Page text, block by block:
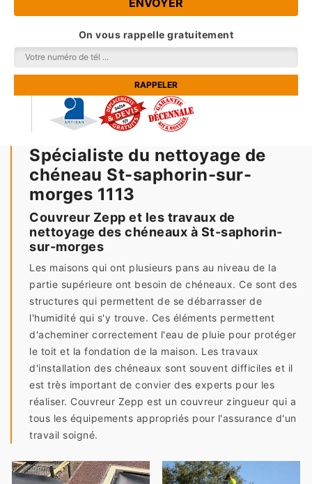
On vous rappelle gratuitement
Spécialiste du nettoyage de
chéneau St-saphorin-sur-
morges 1113
Couvreur Zepp et les travaux de
nettoyage des chéneaux à St-saphorin-
sur-morges
Les maisons qui ont plusieurs pans au niveau de la
partie supérieure ont besoin de chéneaux. Ce sont des
structures qui permettent de se débarrasser de
l'humidité qui s'y trouve. Ces éléments permettent
d'acheminer correctement l'eau de pluie pour protéger
le toit et la fondation de la maison. Les travaux
d'installation des chéneaux sont souvent difficiles et il
est très important de convier des experts pour les
réaliser. Couvreur Zepp est un couvreur zingueur qui a
tous les équipements appropriés pour l'assurance d'un
travail soigné.